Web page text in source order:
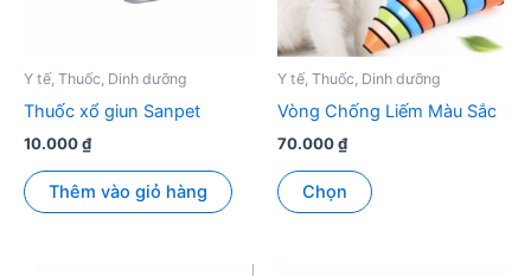
Y tế, Thuốc, Dinh dưỡng
Thuốc xổ giun Sanpet
10.000₫
Thêm vào giỏ hàng
Y tế, Thuốc, Dinh dưỡng
Vòng Chống Liếm Màu Sắc
70.000₫
Chọn
phẩm